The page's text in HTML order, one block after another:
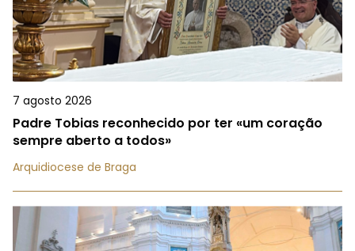
7 agosto 2026
Padre Tobias reconhecido por ter «um coração
sempre aberto a todos»
Arquidiocese de Braga